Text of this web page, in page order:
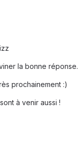
la bonne réponse.
prochainement :)
à venir aussi !